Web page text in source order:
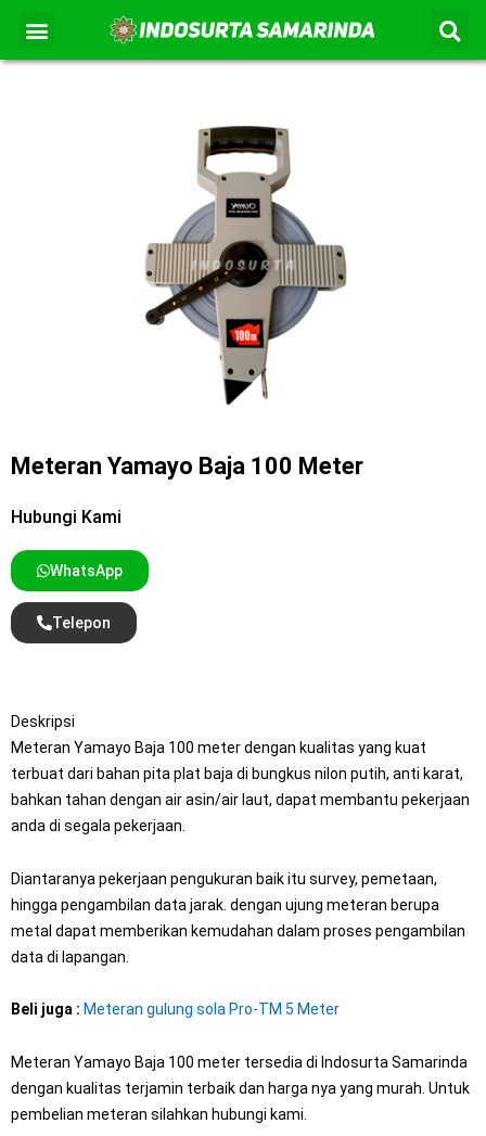
konten
Menu
Meteran Yamayo Baja 100 Meter
Hubungi Kami
WhatsApp
Telepon
Deskripsi
Meteran Yamayo Baja 100 meter dengan kualitas yang kuat
terbuat dari bahan pita plat baja di bungkus nilon putih, anti karat,
bahkan tahan dengan air asin/air laut, dapat membantu pekerjaan
anda di segala pekerjaan.
Diantaranya pekerjaan pengukuran baik itu survey, pemetaan,
hingga pengambilan data jarak. dengan ujung meteran berupa
metal dapat memberikan kemudahan dalam proses pengambilan
data di lapangan.
Beli juga : Meteran gulung sola Pro-TM 5 Meter
Meteran Yamayo Baja 100 meter tersedia di Indosurta Samarinda
dengan kualitas terjamin terbaik dan harga nya yang murah. Untuk
pembelian meteran silahkan hubungi kami.